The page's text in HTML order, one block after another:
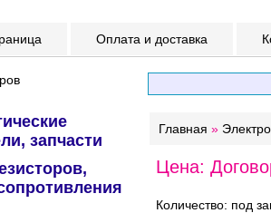
Оплата и доставка
запчасти
Главная »
Цена:
Количество: под